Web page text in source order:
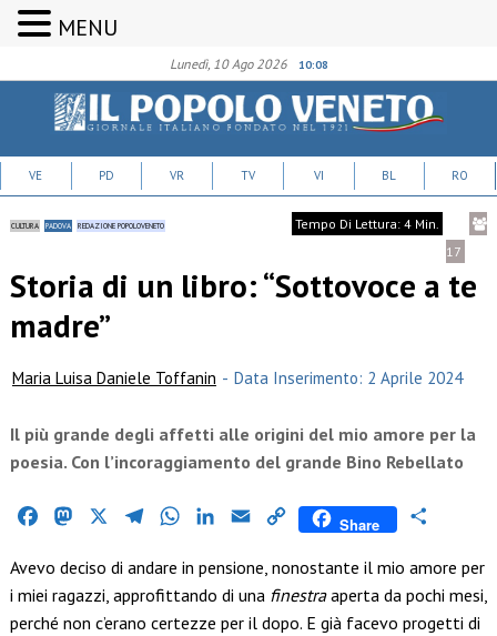
Lunedì, 10 Ago 2026 10:08
VE PD VR TV VI BL RO
CULTURA PADOVA REDAZIONE POPOLOVENETO
Tempo Di Lettura: 4 Min.
17
Storia di un libro: “Sottovoce a te
madre”
Maria Luisa Daniele Toffanin - Data Inserimento: 2 Aprile 2024
Il più grande degli affetti alle origini del mio amore per la
poesia. Con l’incoraggiamento del grande Bino Rebellato
FacebookMastodon TelegramWhatsAppLinkedIn
Email Copy
Share
Avevo deciso di andare in pensione, nonostante il mio amore per
i miei ragazzi, approfittando di una finestraaperta da pochi mesi,
perché non c’erano certezze per il dopo. E già facevo progetti di
MENU